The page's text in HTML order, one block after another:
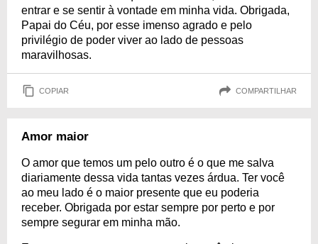
entrar e se sentir à vontade em minha vida. Obrigada,
Papai do Céu, por esse imenso agrado e pelo
privilégio de poder viver ao lado de pessoas
maravilhosas.
COPIAR COMPARTILHAR
Amor maior
O amor que temos um pelo outro é o que me salva
diariamente dessa vida tantas vezes árdua. Ter você
ao meu lado é o maior presente que eu poderia
receber. Obrigada por estar sempre por perto e por
sempre segurar em minha mão.